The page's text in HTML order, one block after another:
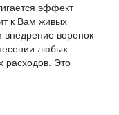
эффект
к Вам живых
внедрение воронок
любых
расходов. Это